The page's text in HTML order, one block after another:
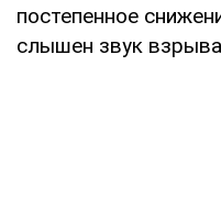
постепенное
слышен звук